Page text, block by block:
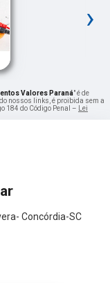
›
Valores Paraná" é de
nossos links, é proibida sem a
184 do Código Penal –
Lei
Concórdia-SC